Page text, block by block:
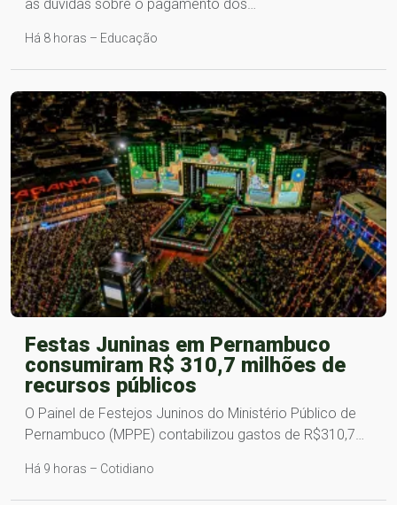
as dúvidas sobre o pagamento dos…
Há 8 horas – Educação
Festas Juninas em Pernambuco
consumiram R$ 310,7 milhões de
recursos públicos
O Painel de Festejos Juninos do Ministério Público de
Pernambuco (MPPE) contabilizou gastos de R$310,7…
Há 9 horas – Cotidiano